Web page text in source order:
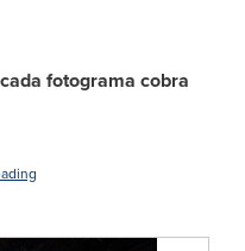
fotograma cobra